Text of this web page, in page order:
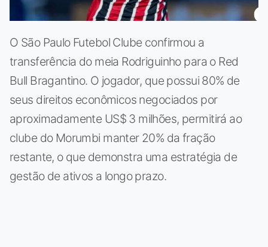
O São Paulo Futebol Clube confirmou a
transferência do meia Rodriguinho para o Red
Bull Bragantino. O jogador, que possui 80% de
seus direitos econômicos negociados por
aproximadamente US$ 3 milhões, permitirá ao
clube do Morumbi manter 20% da fração
restante, o que demonstra uma estratégia de
gestão de ativos a longo prazo.